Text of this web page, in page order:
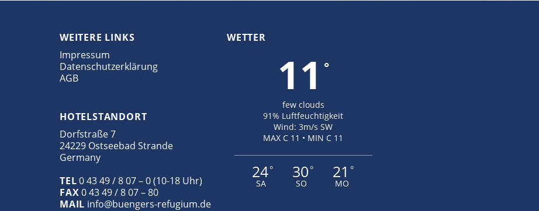
WEITERE LINKS
Impressum
Datenschutzerklärung
AGB
HOTELSTANDORT
Dorfstraße 7
24229 Ostseebad Strande
Germany
TEL0 43 49 / 8 07 – 0 (10-18 Uhr)
FAX0 43 49 / 8 07 – 80
MAIL info@buengers-refugium.de
WETTER
11 °
few clouds
91% Luftfeuchtigkeit
Wind: 3m/s SW
MAX C 11 • MIN C 11
24°
SA
30 °
SO
21 °
MO